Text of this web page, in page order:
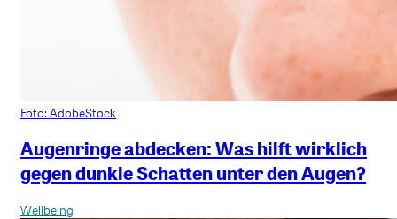
Foto: AdobeStock
Augenringe abdecken: Was hilft wirklich
gegen dunkle Schatten unter den Augen?
Wellbeing